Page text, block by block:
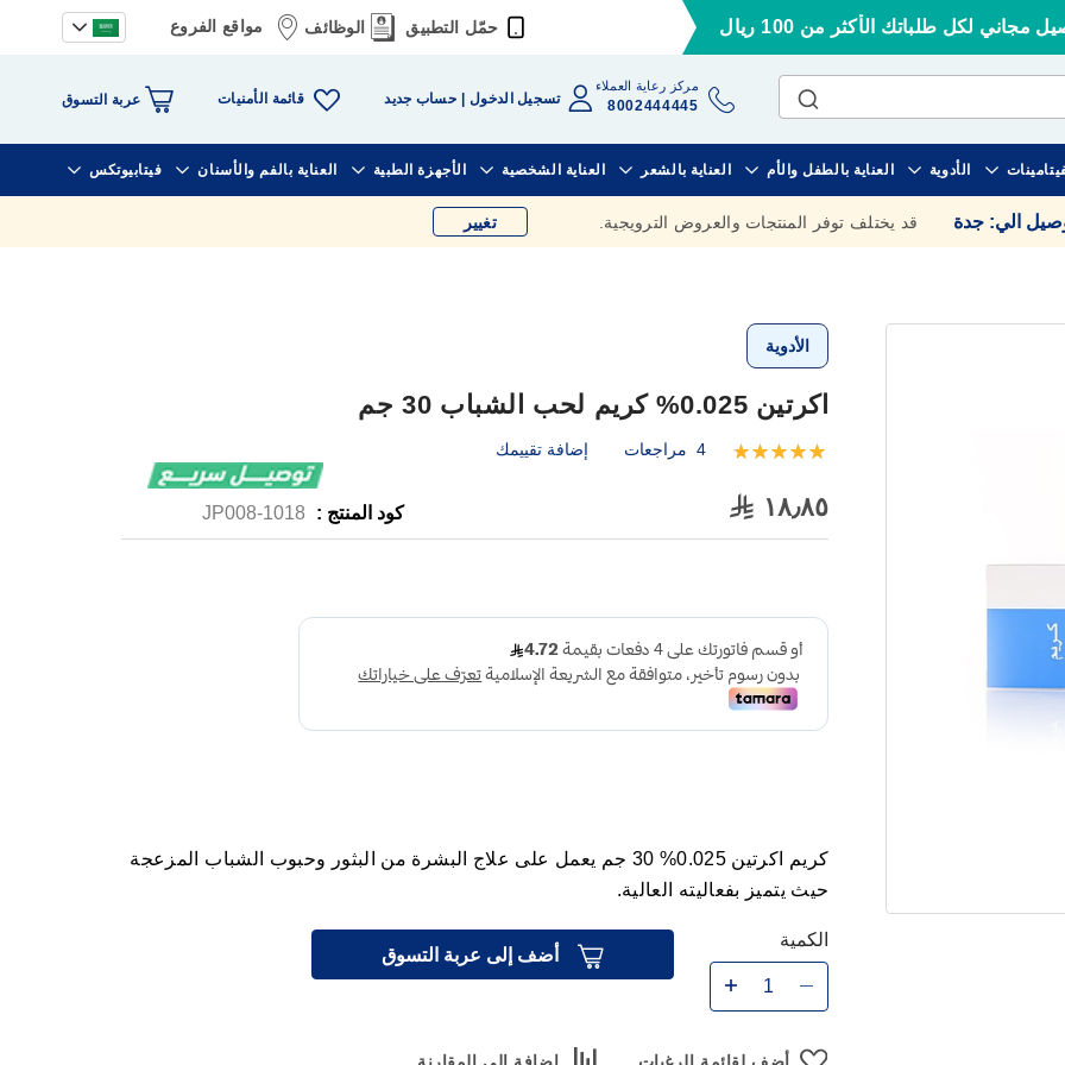
مجاني لكل طلباتك الأكثر من 100 ريال حمّل التطبيق الوظائف مواقع الفروع
مركز رعاية العملاء
8002444445 تسجيل الدخول حساب جديد قائمة الأمنيات عربة التسوق
الأدوية العناية بالطفل والأم العناية بالشعر العناية الشخصية الأجهزة الطبية العناية بالفم والأسنان فيتابيوتكس
الي: جدة قد يختلف توفر المنتجات والعروض الترويجية. تغيير
الأدوية
اكرتين 0.025% كريم لحب الشباب 30 جم
تقييم:
4 مراجعات إضافة تقييمك
١٨٫٨٥ كود المنتج : 1018-JP008
كريم اكرتين 0.025% 30 جم يعمل على علاج البشرة من البثور وحبوب الشباب المزعجة
حيث يتميز بفعاليته العالية.
الكمية
أضف إلى عربة التسوق